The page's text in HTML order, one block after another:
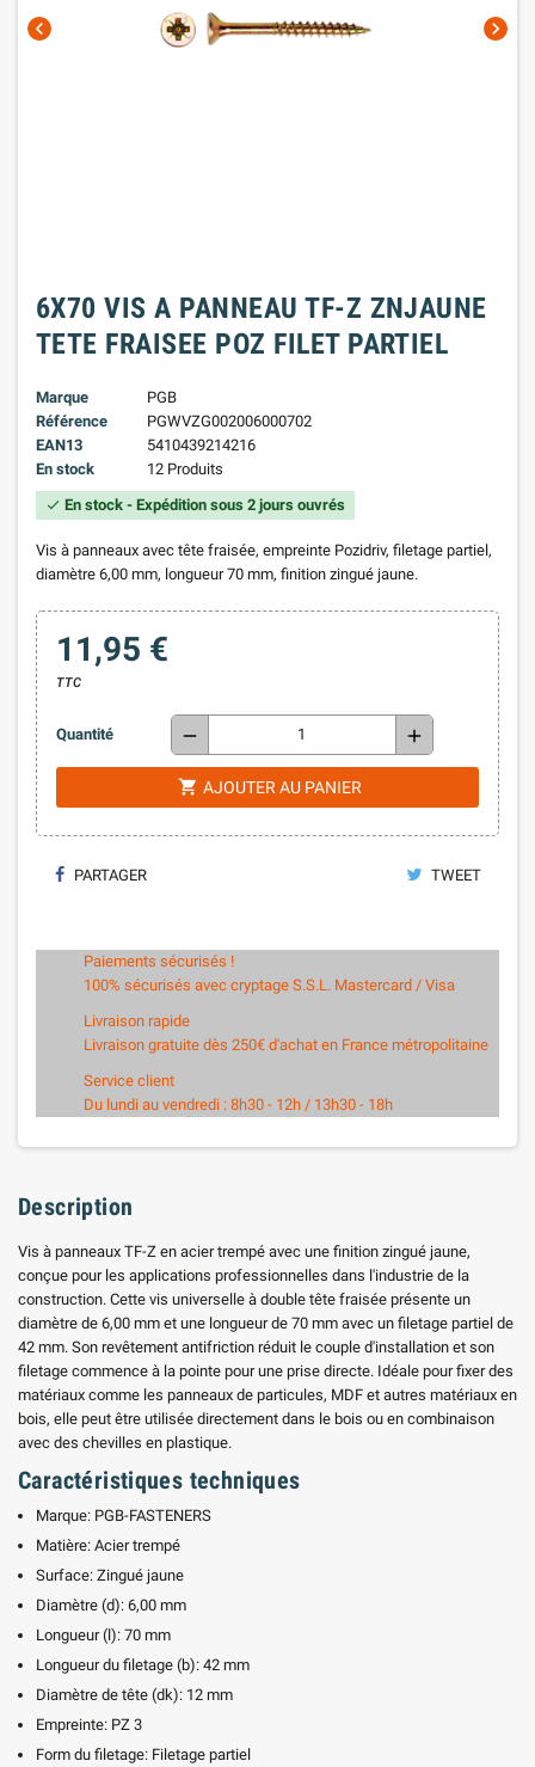
chevron_left chevron_right
6X70 VIS A PANNEAU TF-Z ZNJAUNE
TETE FRAISEE POZ FILET PARTIEL
Marque
PGB
Référence
PGWVZG002006000702
EAN13
5410439214216
En stock
12 Produits
check En stock - Expédition sous 2 jours ouvrés
Vis à panneaux avec tête fraisée, empreinte Pozidriv, filetage partiel,
diamètre 6,00 mm, longueur 70 mm, finition zingué jaune.
11,95 €
TTC
Quantité remove add
shopping_cart AJOUTER AU PANIER
PARTAGER TWEET
Paiements sécurisés !
100% sécurisés avec cryptage S.S.L. Mastercard / Visa
Livraison rapide
Livraison gratuite dès 250€ d'achat en France métropolitaine
Service client
Du lundi au vendredi : 8h30 - 12h / 13h30 - 18h
Description
Vis à panneaux TF-Z en acier trempé avec une finition zingué jaune,
conçue pour les applications professionnelles dans l'industrie de la
construction. Cette vis universelle à double tête fraisée présente un
diamètre de 6,00 mm et une longueur de 70 mm avec un filetage partiel de
42 mm. Son revêtement antifriction réduit le couple d'installation et son
filetage commence à la pointe pour une prise directe. Idéale pour fixer des
matériaux comme les panneaux de particules, MDF et autres matériaux en
bois, elle peut être utilisée directement dans le bois ou en combinaison
avec des chevilles en plastique.
Caractéristiques techniques
Marque: PGB-FASTENERS
Matière: Acier trempé
Surface: Zingué jaune
Diamètre (d): 6,00 mm
Longueur (l): 70 mm
Longueur du filetage (b): 42 mm
Diamètre de tête (dk): 12 mm
Empreinte: PZ 3
Form du filetage: Filetage partiel